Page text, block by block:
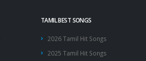
TAMIL BEST SONGS
2026 Tamil Hit Songs
2025 Tamil Hit Songs